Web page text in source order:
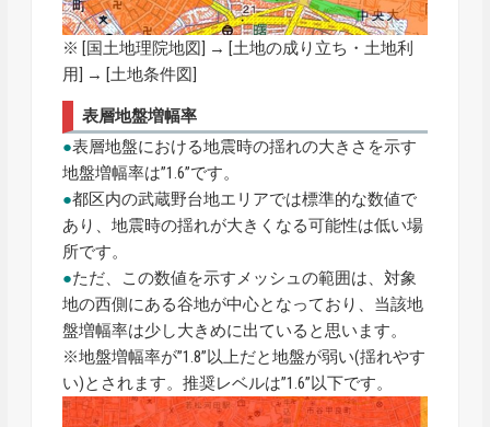
※ [国土地理院地図] → [土地の成り立ち・土地利
用] → [土地条件図]
表層地盤増幅率
●表層地盤における地震時の揺れの大きさを示す
地盤増幅率は”1.6”です。
●都区内の武蔵野台地エリアでは標準的な数値で
あり、地震時の揺れが大きくなる可能性は低い場
所です。
●ただ、この数値を示すメッシュの範囲は、対象
地の西側にある谷地が中心となっており、当該地
盤増幅率は少し大きめに出ていると思います。
※地盤増幅率が”1.8”以上だと地盤が弱い(揺れやす
い)とされます。推奨レベルは”1.6”以下です。